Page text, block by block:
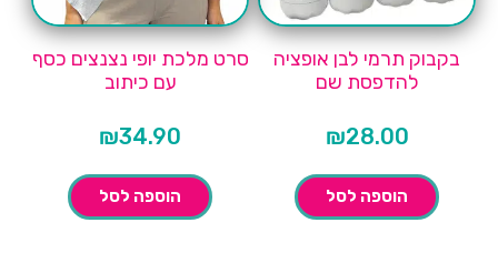
בקבוק תרמי לבן אופציה
להדפסת שם
₪28.00
הוספה לסל
סרט מלכת יופי נצנצים כסף
עם כיתוב
₪34.90
הוספה לסל